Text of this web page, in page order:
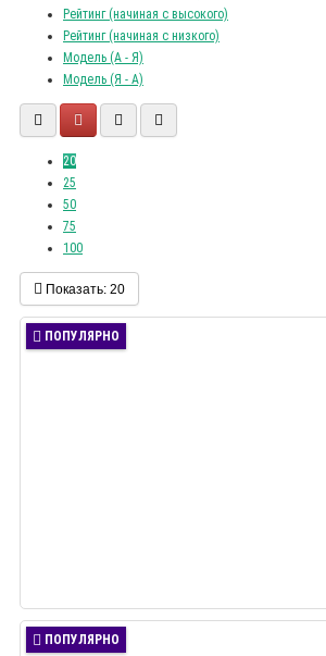
Рейтинг (начиная с высокого)
Рейтинг (начиная с низкого)
Модель (А - Я)
Модель (Я - А)
20
25
50
75
100
Показать: 20
ПОПУЛЯРНО
ПОПУЛЯРНО